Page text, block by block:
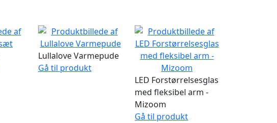
Lullalove Varmepude
Gå til produkt
LED Forstørrelsesglas
med fleksibel arm -
Mizoom
Gå til produkt